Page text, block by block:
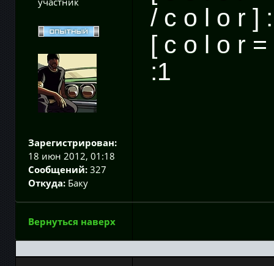
Зарегистрирован:
18 июн 2012, 01:18
Сообщений: 327
Откуда: Баку
/ c o l o r ]
[ c o l o r
:1
Вернуться наверх